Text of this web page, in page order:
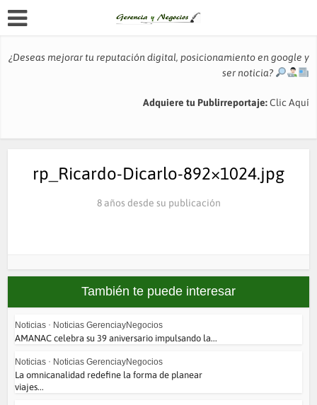
¿Deseas mejorar tu reputación digital, posicionamiento en google y
ser noticia?
Adquiere tu Publirreportaje:Clic Aquí
rp_Ricardo-Dicarlo-892×1024.jpg
8 años desde su publicación
También te puede interesar
Noticias • Noticias GerenciayNegocios
AMANAC celebra su 39 aniversario impulsando la...
Noticias • Noticias GerenciayNegocios
La omnicanalidad redefine la forma de planear
viajes...